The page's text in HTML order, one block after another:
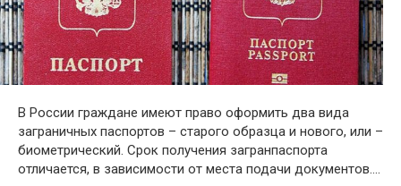
В России граждане имеют право оформить два вида
заграничных паспортов – старого образца и нового, или –
биометрический. Срок получения загранпаспорта
отличается, в зависимости от места подачи документов….